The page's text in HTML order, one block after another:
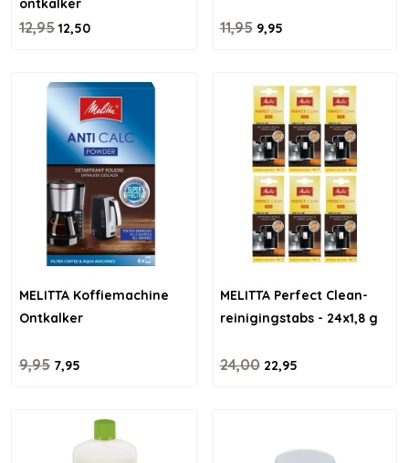
ontkalker
12,95 12,50 11,959,95
MELITTA Koffiemachine
Ontkalker
9,95 7,95
MELITTA Perfect Clean-
reinigingstabs - 24x1,8 g
24,0022,95